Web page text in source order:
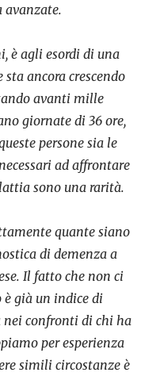
è agli esordi di una
ancora crescendo
avanti mille
giornate di 36 ore,
persone sia le
ad affrontare
sono una rarità.
quante siano
di demenza a
Il fatto che non ci
già un indice di
nei confronti di chi ha
per esperienza
simili circostanze è